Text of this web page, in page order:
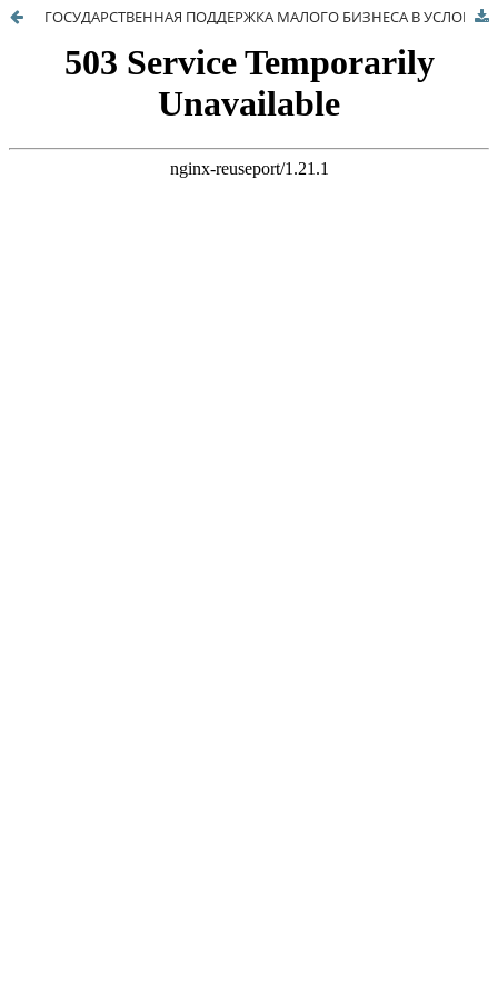
ГОСУДАРСТВЕННАЯ ПОДДЕРЖКА МАЛОГО БИЗНЕСА В УСЛОВИЯХ ПАНДЕМИИ STATE SUPPORT OF SMALL BUSINESS IN A PANDEMIC COVID- 19